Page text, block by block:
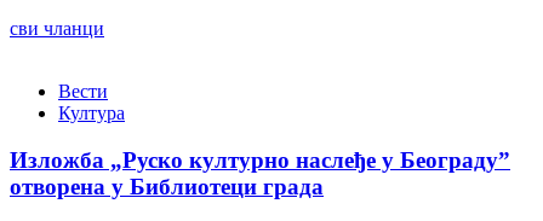
сви чланци
Вести
Култура
Изложба „Руско културно наслеђе у Београду”
отворена у Библиотеци града